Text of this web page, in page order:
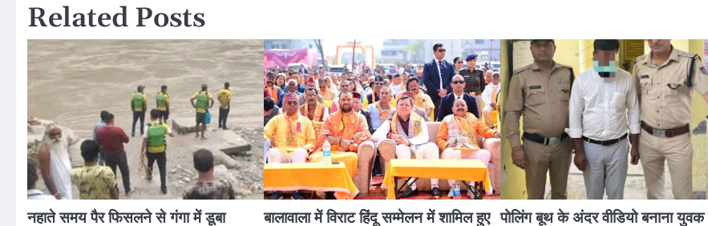
Related Posts
नहाते समय पैर फिसलने से गंगा में डूबा
बालावाला में विराट हिंदू सम्मेलन में शामिल हुए पोलिंग बूथ के अंदर वीडियो बनाना युवक